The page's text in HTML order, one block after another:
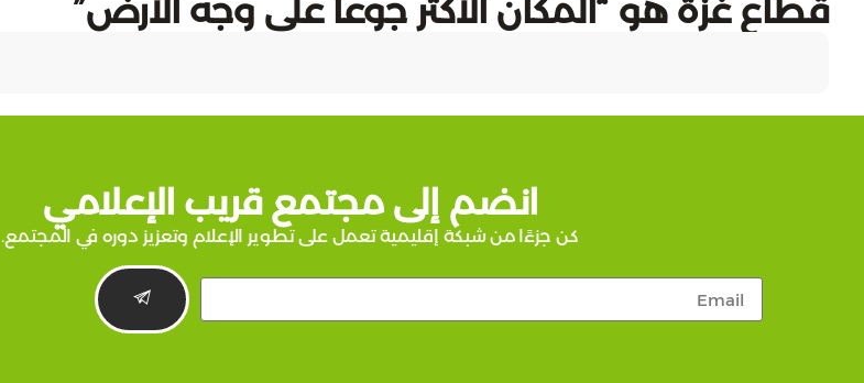
قطاع غزّة هو “المكان الأكثر جوعاً على وجه الأرض”
انضم إلى مجتمع قريب الإعلامي
كن جزءًا من شبكة إقليمية تعمل على تطوير الإعلام وتعزيز دوره في المجتمع.